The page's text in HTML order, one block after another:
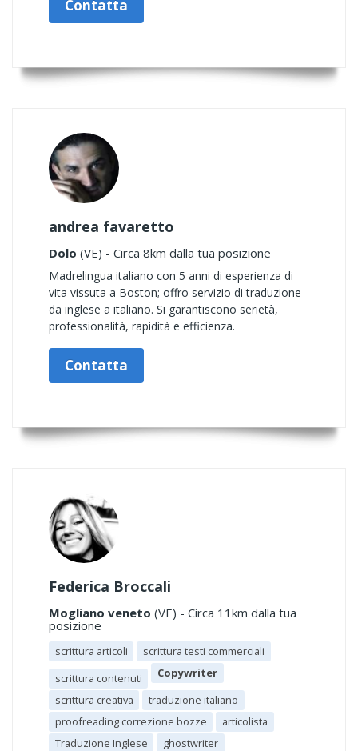
Contatta
andrea favaretto
Dolo (VE) - Circa 8km dalla tua posizione
Madrelingua italiano con 5 anni di esperienza di
vita vissuta a Boston; offro servizio di traduzione
da inglese a italiano. Si garantiscono serietà,
professionalità, rapidità e efficienza.
Contatta
Federica Broccali
Mogliano veneto (VE) - Circa 11km dalla tua
posizione
scrittura articoli
scrittura testi commerciali
scrittura contenuti
Copywriter
scrittura creativa
traduzione italiano
proofreading correzione bozze
articolista
Traduzione Inglese
ghostwriter